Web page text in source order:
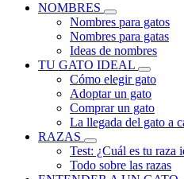
NOMBRES
Nombres para gatos
Nombres para gatas
Ideas de nombres
TU GATO IDEAL
Cómo elegir gato
Adoptar un gato
Comprar un gato
La llegada del gato a
RAZAS
Test: ¿Cuál es tu raza
Todo sobre las razas